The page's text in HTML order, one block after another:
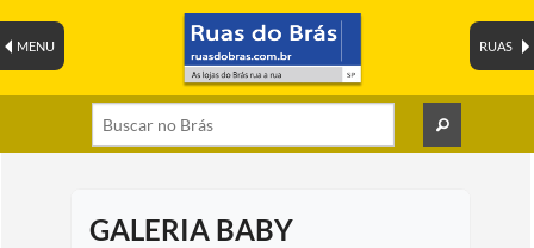
RUAS
MENU
GALERIA BABY